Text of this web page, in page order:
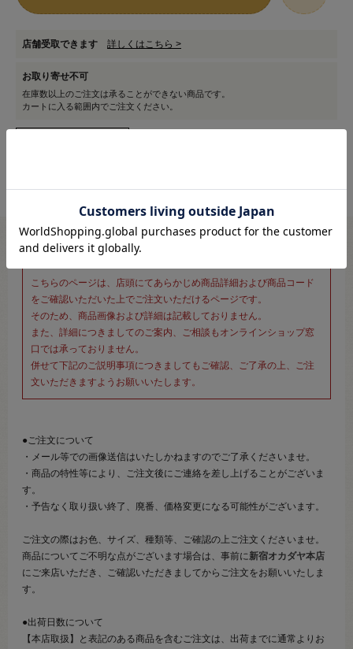
店舗受取できます 詳しくはこちら >
お取り寄せ不可
在庫数以上のご注文は承ることができない商品です。
カートに入る範囲内でご注文ください。
※新宿オカダヤ本店お取り扱い商品のご注文専用ページです※
こちらのページは、店頭にてあらかじめ商品詳細および商品コード
をご確認いただいた上でご注文いただけるページです。
そのため、商品画像および詳細は記載しておりません。
また、詳細につきましてのご案内、ご相談もオンラインショップ窓
口では承っておりません。
併せて下記のご説明事項につきましてもご確認、ご了承の上、ご注
文いただきますようお願いいたします。
●ご注文について
・メール等での画像送信はいたしかねますのでご了承くださいませ。
・商品の特性等により、ご注文後にご連絡を差し上げることがございま
す。
・予告なく取り扱い終了、廃番、価格変更になる可能性がございます。
ご注文の際はお色、サイズ、種類等、ご確認の上ご注文くださいませ。
商品についてご不明な点がございます場合は、事前に新宿オカダヤ本店
にご来店いただき、ご確認いただきましてからご注文をお願いいたしま
す。
●出荷日数について
【本店取扱】と表記のある商品を含むご注文は、出荷までに通常よりお